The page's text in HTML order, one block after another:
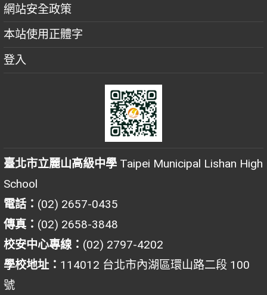
網站安全政策
本站使用正體字
登入
臺北市立麗山高級中學 Taipei Municipal Lishan High
School
電話： (02) 2657-0435
傳真： (02) 2658-3848
校安中心專線： (02) 2797-4202
學校地址： 114012 台北市內湖區環山路二段 100
號